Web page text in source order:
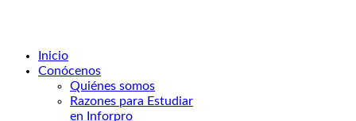
Inicio
Conócenos
Quiénes somos
Razones para Estudiar
en Inforpro